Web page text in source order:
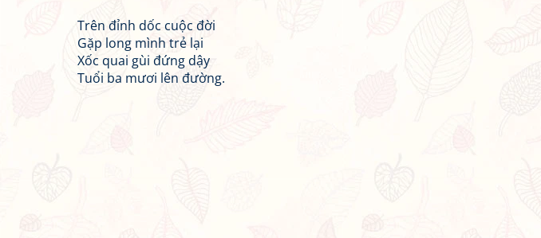
Trên đỉnh dốc cuộc đời
Gặp long mình trẻ lại
Xốc quai gùi đứng dậy
Tuổi ba mươi lên đường.